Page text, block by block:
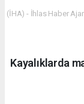
(İHA) - İhlas Haber
Kayalıklarda